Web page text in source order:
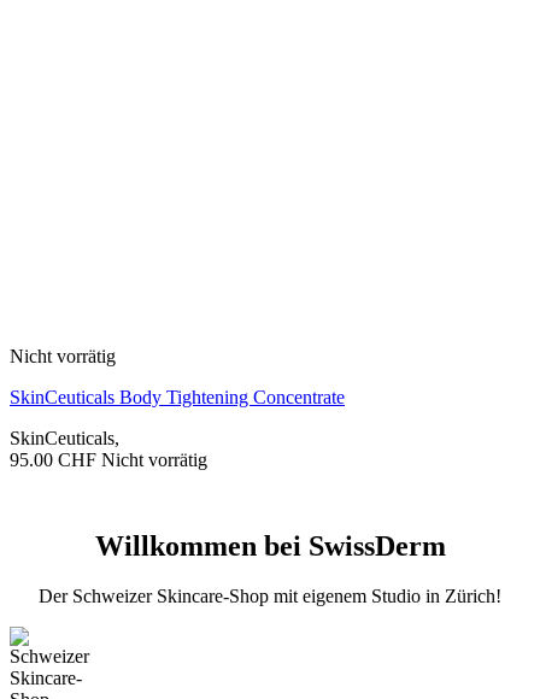
Nicht vorrätig
SkinCeuticals Body Tightening Concentrate
SkinCeuticals,
95.00 CHF Nicht vorrätig
Willkommen bei SwissDerm
Der Schweizer Skincare-Shop mit eigenem Studio in Zürich!